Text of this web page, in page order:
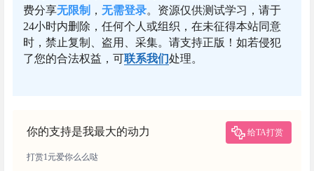
费分享无限制 ， 无需登录。资源仅供测试学习，请于
24小时内删除，任何个人或组织，在未征得本站同意
时，禁止复制、盗用、采集。请支持正版！如若侵犯
了您的合法权益，可联系我们处理。
你的支持是我最大的动力 给TA打赏
打赏1元爱你么么哒